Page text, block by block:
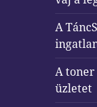
A
A
üzletet